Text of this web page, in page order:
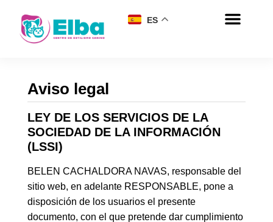
ES
Aviso legal
LEY DE LOS SERVICIOS DE LA
SOCIEDAD DE LA INFORMACIÓN
(LSSI)
BELEN CACHALDORA NAVAS, responsable del
sitio web, en adelante RESPONSABLE, pone a
disposición de los usuarios el presente
documento, con el que pretende dar cumplimiento